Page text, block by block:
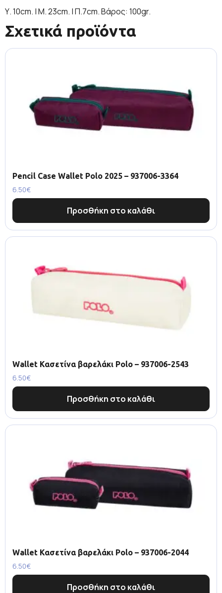
Υ. 10cm. | Μ. 23cm. | Π.7cm. Βάρος: 100gr.
Σχετικά προϊόντα
Pencil Case Wallet Polo 2025 – 937006-3364
6.50€
Προσθήκη στο καλάθι
Wallet Κασετίνα βαρελάκι Polo – 937006-2543
6.50€
Προσθήκη στο καλάθι
Wallet Κασετίνα βαρελάκι Polo – 937006-2044
6.50€
Προσθήκη στο καλάθι